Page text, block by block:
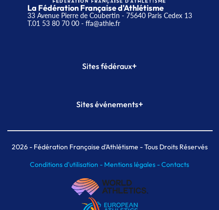
La Fédération Française d'Athlétisme
33 Avenue Pierre de Coubertin - 75640 Paris Cedex 13
T.01 53 80 70 00- ffa@athle.fr
Sites fédéraux+
Plateforme Formation
Sites événements+
Meeting de Paris indoor
MAIF Ekiden de Paris
2026- Fédération Française d'Athlétisme - Tous Droits Réservés
Conditions d'utilisation - Mentions légales -Contacts